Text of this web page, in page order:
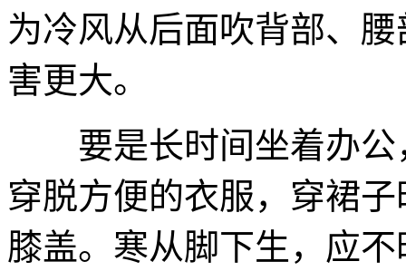
为冷风从后面吹背部、
害更大。
要是长时间坐着办公
穿脱方便的衣服，穿裙
膝盖。寒从脚下生，应